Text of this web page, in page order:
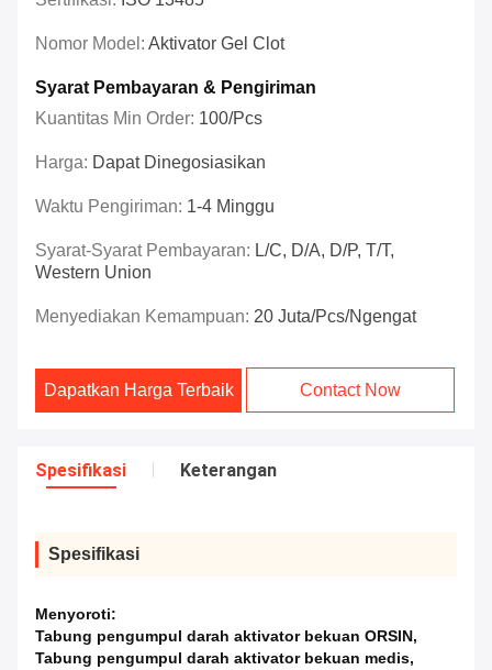
Nomor Model: Aktivator Gel Clot
Syarat Pembayaran & Pengiriman
Kuantitas Min Order: 100/pcs
Harga: Dapat Dinegosiasikan
Waktu Pengiriman: 1-4 Minggu
Syarat-Syarat Pembayaran: L/C, D/A, D/P, T/T,
Western Union
Menyediakan Kemampuan: 20 Juta/pcs/ngengat
Dapatkan Harga Terbaik Contact Now
Spesifikasi Keterangan
Spesifikasi
Menyoroti:
Tabung pengumpul darah aktivator bekuan ORSIN,
Tabung pengumpul darah aktivator bekuan medis,